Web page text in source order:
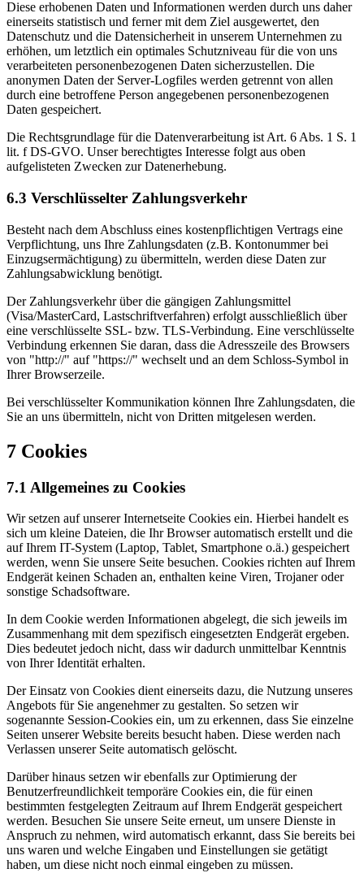
Diese erhobenen Daten und Informationen werden durch uns daher
einerseits statistisch und ferner mit dem Ziel ausgewertet, den
Datenschutz und die Datensicherheit in unserem Unternehmen zu
erhöhen, um letztlich ein optimales Schutzniveau für die von uns
verarbeiteten personenbezogenen Daten sicherzustellen. Die
anonymen Daten der Server-Logfiles werden getrennt von allen
durch eine betroffene Person angegebenen personenbezogenen
Daten gespeichert.
Die Rechtsgrundlage für die Datenverarbeitung ist Art. 6 Abs. 1 S. 1
lit. f DS-GVO. Unser berechtigtes Interesse folgt aus oben
aufgelisteten Zwecken zur Datenerhebung.
6.3 Verschlüsselter Zahlungsverkehr
Besteht nach dem Abschluss eines kostenpflichtigen Vertrags eine
Verpflichtung, uns Ihre Zahlungsdaten (z.B. Kontonummer bei
Einzugsermächtigung) zu übermitteln, werden diese Daten zur
Zahlungsabwicklung benötigt.
Der Zahlungsverkehr über die gängigen Zahlungsmittel
(Visa/MasterCard, Lastschriftverfahren) erfolgt ausschließlich über
eine verschlüsselte SSL- bzw. TLS-Verbindung. Eine verschlüsselte
Verbindung erkennen Sie daran, dass die Adresszeile des Browsers
von "http://" auf "https://" wechselt und an dem Schloss-Symbol in
Ihrer Browserzeile.
Bei verschlüsselter Kommunikation können Ihre Zahlungsdaten, die
Sie an uns übermitteln, nicht von Dritten mitgelesen werden.
7 Cookies
7.1 Allgemeines zu Cookies
Wir setzen auf unserer Internetseite Cookies ein. Hierbei handelt es
sich um kleine Dateien, die Ihr Browser automatisch erstellt und die
auf Ihrem IT-System (Laptop, Tablet, Smartphone o.ä.) gespeichert
werden, wenn Sie unsere Seite besuchen. Cookies richten auf Ihrem
Endgerät keinen Schaden an, enthalten keine Viren, Trojaner oder
sonstige Schadsoftware.
In dem Cookie werden Informationen abgelegt, die sich jeweils im
Zusammenhang mit dem spezifisch eingesetzten Endgerät ergeben.
Dies bedeutet jedoch nicht, dass wir dadurch unmittelbar Kenntnis
von Ihrer Identität erhalten.
Der Einsatz von Cookies dient einerseits dazu, die Nutzung unseres
Angebots für Sie angenehmer zu gestalten. So setzen wir
sogenannte Session-Cookies ein, um zu erkennen, dass Sie einzelne
Seiten unserer Website bereits besucht haben. Diese werden nach
Verlassen unserer Seite automatisch gelöscht.
Darüber hinaus setzen wir ebenfalls zur Optimierung der
Benutzerfreundlichkeit temporäre Cookies ein, die für einen
bestimmten festgelegten Zeitraum auf Ihrem Endgerät gespeichert
werden. Besuchen Sie unsere Seite erneut, um unsere Dienste in
Anspruch zu nehmen, wird automatisch erkannt, dass Sie bereits bei
uns waren und welche Eingaben und Einstellungen sie getätigt
haben, um diese nicht noch einmal eingeben zu müssen.